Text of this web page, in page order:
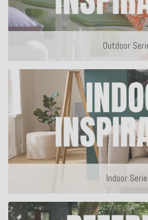
Outdoor
Indoor